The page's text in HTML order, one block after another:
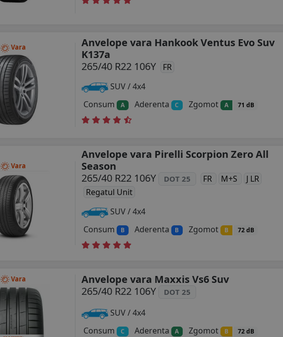
Vara
Anvelope vara Hankook Ventus Evo Suv
K137a
265/40 R22 106Y
FR
SUV / 4x4
Consum
A Aderenta C Zgomot A 71 dB
Vara
Anvelope vara Pirelli Scorpion Zero All
Season
265/40 R22 106Y
DOT 25 FR M+S
J LR
Regatul Unit
SUV / 4x4
Consum
B Aderenta B Zgomot B 72 dB
Vara
Anvelope vara Maxxis Vs6 Suv
265/40 R22 106Y
DOT 25
SUV / 4x4
Consum
C Aderenta A Zgomot B 72 dB